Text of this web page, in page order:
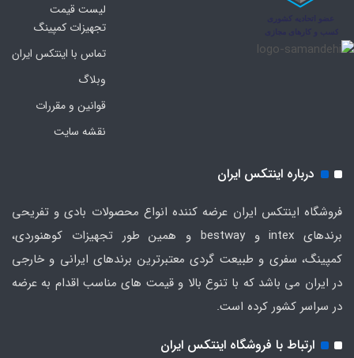
لیست قیمت
تجهیزات کمپینگ
تماس با اینتکس ایران
وبلاگ
قوانین و مقررات
نقشه سایت
درباره اینتکس ایران
فروشگاه اینتکس ایران عرضه کننده انواع محصولات بادی و تفریحی
برندهای intex و bestway و همین طور تجهیزات کوهنوردی،
کمپینگ، سفری و طبیعت گردی معتبرترین برندهای ایرانی و خارجی
در ایران می باشد که با تنوع بالا و قیمت های مناسب اقدام به عرضه
در سراسر کشور کرده است.
ارتباط با فروشگاه اینتکس ایران